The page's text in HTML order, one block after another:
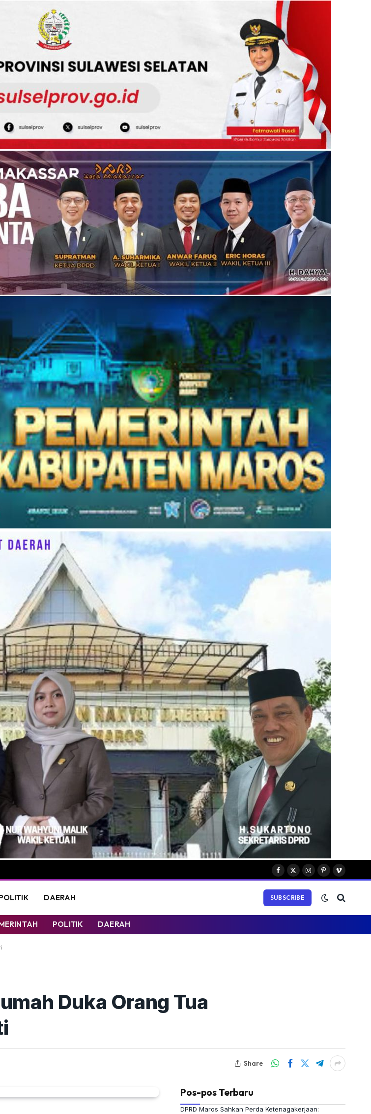
Facebook
X
Instagram
PinterestVimeo
DAERAH SUBSCRIBE
POLITIK DAERAH
Duka Orang Tua
Share
Pos-pos Terbaru
DPRD Maros Sahkan Perda Ketenagakerjaan: